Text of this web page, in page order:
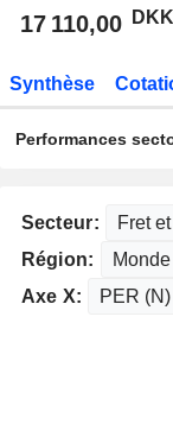
17 110,00 DKK
Synthèse
Performances
Secteur:
Région:
Axe X: